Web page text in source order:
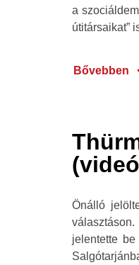
a
útitársaikat”
Bővebben
07 jan.
2016
Önálló
jelentette